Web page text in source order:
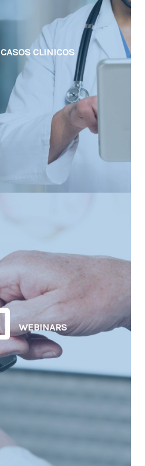
CASOS CLINICOS
WEBINARS